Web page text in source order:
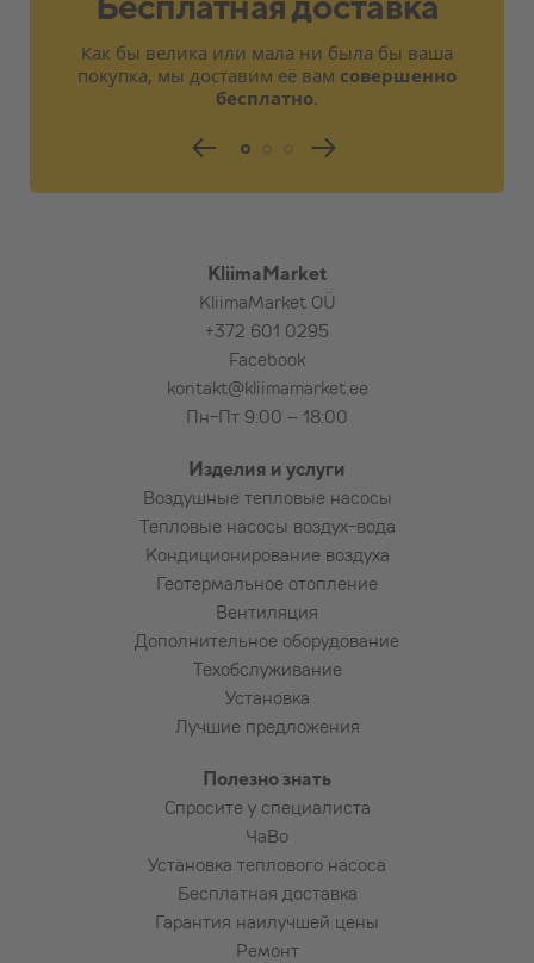
договорённости)
поблизости от внутреннего или
наружного блока на расстоянии 2,5 м
основными функциями изделия
При необходимости, в дополнение к
стандартной установке за
дополнительную плату:
Подставка (рама) для наземного
Каменная плита под наружный блок
Коробы для труб и проводов большей
длины
Подведение электропитания к
устройству
Установка автомата в электрощиток и
прокладка кабеля до устройства
Пользование подъёмником
Алмазное сверление армированного
бетона, бутового камня, плитняка,
красного кирпича и т. п. (по
договорённости)
Потребность в дополнительных материалах
и их расход выясняется установщиком
совместно с заказчиком.
Как бы велика или мала ни была бы ваша
покупка, мы доставим её вам совершенно
бесплатно.
KliimaMarket
KliimaMarket OÜ
+372 601 0295
Facebook
kontakt@kliimamarket.ee
Пн-Пт 9:00 – 18:00
Изделия и услуги
Воздушные тепловые насосы
Тепловые насосы воздух-вода
Кондиционирование воздуха
Геотермальное отопление
Вентиляция
Дополнительное оборудование
Техобслуживание
Установка
Лучшие предложения
Полезно знать
Спросите у специалиста
ЧаВо
Установка теплового насоса
Бесплатная доставка
Гарантия наилучшей цены
Ремонт